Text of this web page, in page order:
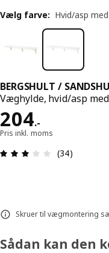
BERGSHULT /
Væghylde, hvid/asp
204.-
Pris 204.-
Pris inkl. moms
(34)
Skruer til vægmontering
Vælg farve: Hvid/asp
Sådan kan den